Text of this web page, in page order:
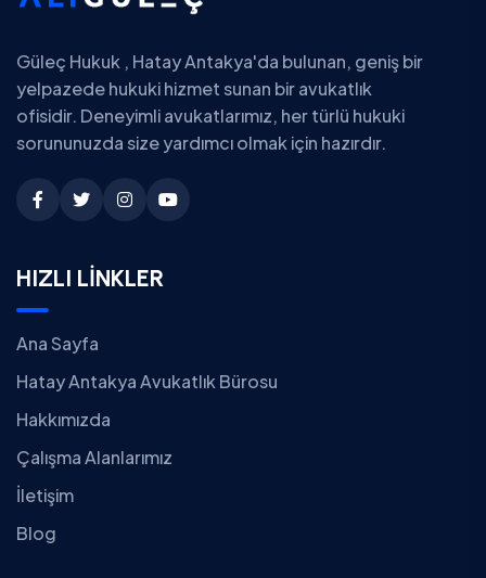
Güleç Hukuk , Hatay Antakya'da bulunan, geniş bir
yelpazede hukuki hizmet sunan bir avukatlık
ofisidir. Deneyimli avukatlarımız, her türlü hukuki
sorununuzda size yardımcı olmak için hazırdır.
HIZLI LİNKLER
Ana Sayfa
Hatay Antakya Avukatlık Bürosu
Hakkımızda
Çalışma Alanlarımız
İletişim
Blog